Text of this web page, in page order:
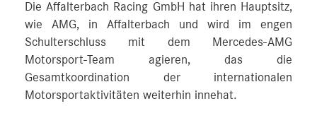
Die Affalterbach Racing GmbH hat ihren Hauptsitz,
wie AMG, in Affalterbach und wird im engen
Schulterschluss mit dem Mercedes‑AMG
Motorsport-Team agieren, das die
Gesamtkoordination der internationalen
Motorsportaktivitäten weiterhin innehat.